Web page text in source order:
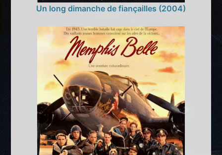
Un long dimanche de fiançailles (2004)